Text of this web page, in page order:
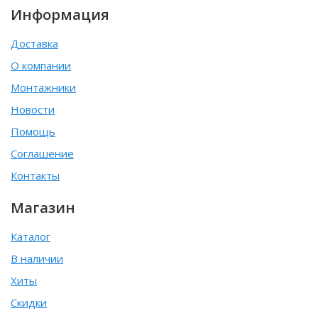
Информация
Доставка
О компании
Монтажники
Новости
Помощь
Соглашение
Контакты
Магазин
Каталог
В наличии
Хиты
Скидки